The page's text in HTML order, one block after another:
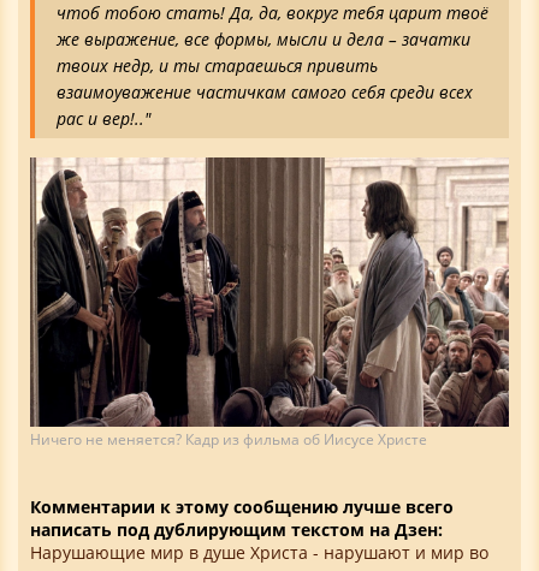
чтоб тобою стать! Да, да, вокруг тебя царит твоё
же выражение, все формы, мысли и дела – зачатки
твоих недр, и ты стараешься привить
взаимоуважение частичкам самого себя среди всех
рас и вер!.."
Ничего не меняется? Кадр из фильма об Иисусе Христе
Комментарии к этому сообщению лучше всего
написать под дублирующим текстом на Дзен:
Нарушающие мир в душе Христа - нарушают и мир во